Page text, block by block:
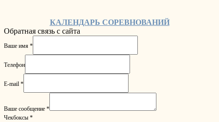
КАЛЕНДАРЬ СОРЕВНОВАНИЙ
Обратная связь с сайта
Ваше имя *
Телефон
E-mail *
Ваше сообщение *
Чекбоксы *